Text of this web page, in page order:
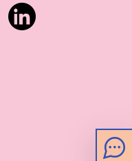
LinkedIn